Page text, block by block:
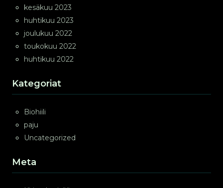
kesäkuu 2023
huhtikuu 2023
joulukuu 2022
toukokuu 2022
huhtikuu 2022
Kategoriat
Biohiili
paju
Uncategorized
Meta